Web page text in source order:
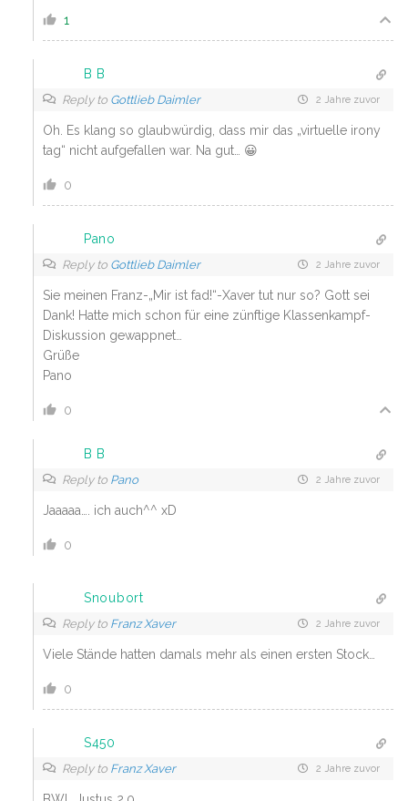
1
B B
Reply to Gottlieb Daimler 2 Jahre zuvor
Oh. Es klang so glaubwürdig, dass mir das „virtuelle irony
tag“ nicht aufgefallen war. Na gut… 😀
0
Pano
Reply to Gottlieb Daimler 2 Jahre zuvor
Sie meinen Franz-„Mir ist fad!“-Xaver tut nur so? Gott sei
Dank! Hatte mich schon für eine zünftige Klassenkampf-
Diskussion gewappnet…
Grüße
Pano
0
B B
Reply to Pano 2 Jahre zuvor
Jaaaaa…. ich auch^^ xD
0
Snoubort
Reply to Franz Xaver 2 Jahre zuvor
Viele Stände hatten damals mehr als einen ersten Stock…
0
S450
Reply to Franz Xaver 2 Jahre zuvor